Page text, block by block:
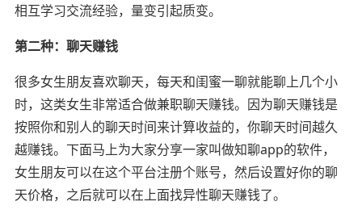
相互学习交流经验，量变引起质变。
第二种：聊天赚钱
很多女生朋友喜欢聊天，每天和闺蜜一聊就能聊上几个小
时，这类女生非常适合做兼职聊天赚钱。因为聊天赚钱是
按照你和别人的聊天时间来计算收益的，你聊天时间越久
越赚钱。下面马上为大家分享一家叫做知聊app的软件，
女生朋友可以在这个平台注册个账号，然后设置好你的聊
天价格，之后就可以在上面找异性聊天赚钱了。